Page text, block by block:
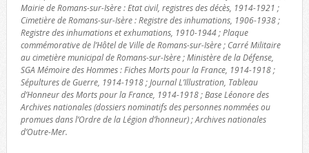
Mairie de Romans-sur-Isère : Etat civil, registres des décès, 1914-1921 ;
Cimetière de Romans-sur-Isère : Registre des inhumations, 1906-1938 ;
Registre des inhumations et exhumations, 1910-1944 ; Plaque
commémorative de l’Hôtel de Ville de Romans-sur-Isère ; Carré Militaire
au cimetière municipal de Romans-sur-Isère ; Ministère de la Défense,
SGA Mémoire des Hommes : Fiches Morts pour la France, 1914-1918 ;
Sépultures de Guerre, 1914-1918 ; Journal L’Illustration, Tableau
d’Honneur des Morts pour la France, 1914-1918 ; Base Léonore des
Archives nationales (dossiers nominatifs des personnes nommées ou
promues dans l’Ordre de la Légion d’honneur) ; Archives nationales
d’Outre-Mer.